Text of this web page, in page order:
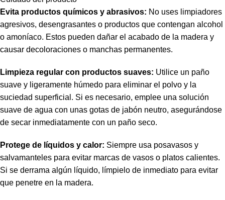
Evita productos químicos y abrasivos: No uses limpiadores
agresivos, desengrasantes o productos que contengan alcohol
o amoníaco. Estos pueden dañar el acabado de la madera y
causar decoloraciones o manchas permanentes.
Limpieza regular con productos suaves: Utilice un paño
suave y ligeramente húmedo para eliminar el polvo y la
suciedad superficial. Si es necesario, emplee una solución
suave de agua con unas gotas de jabón neutro, asegurándose
de secar inmediatamente con un paño seco.
Protege de líquidos y calor: Siempre usa posavasos y
salvamanteles para evitar marcas de vasos o platos calientes.
Si se derrama algún líquido, límpielo de inmediato para evitar
que penetre en la madera.